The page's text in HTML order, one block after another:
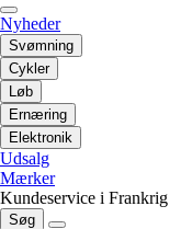
Nyheder
Svømning
Cykler
Løb
Ernæring
Elektronik
Udsalg
Mærker
Kundeservice i Frankrig
Søg